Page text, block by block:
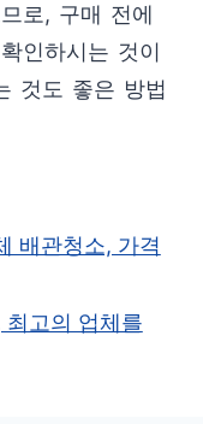
로, 구매 전에
인하시는 것이
것도 좋은 방법
배관청소, 가격
최고의 업체를